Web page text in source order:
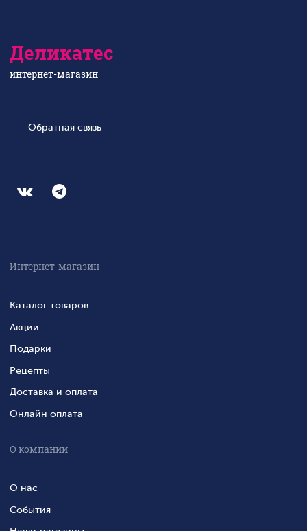
Деликатес
интернет-магазин
Обратная связь
Интернет-магазин
Каталог товаров
Акции
Подарки
Рецепты
Доставка и оплата
Онлайн оплата
О компании
О нас
События